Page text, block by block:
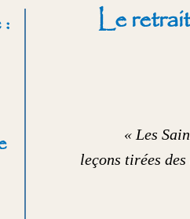
Le
« Les
leçons tirées